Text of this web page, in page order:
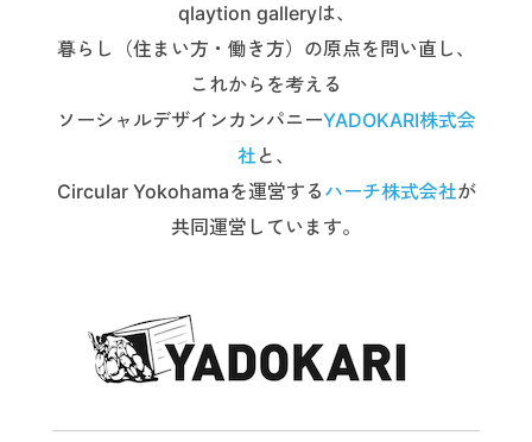
qlaytion galleryは、
暮らし（住まい方・働き方）の原点を問い直し、
これからを考える
ソーシャルデザインカンパニーYADOKARI株式会
社 と、
Circular Yokohamaを運営する ハーチ株式会社が
共同運営しています。